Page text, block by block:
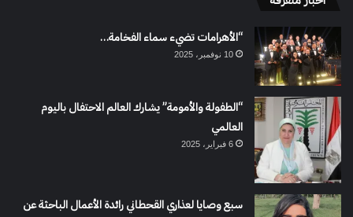
“الأهرامات تضيء سماء الفخامة…
10 نوفمبر، 2025
“الطفولة والأمومة” يشارك العالم الاحتفال باليوم
العالمي
6 فبراير، 2025
سبع وصايا لعذاري القحطاني رائدة الأعمال الباحثة عن